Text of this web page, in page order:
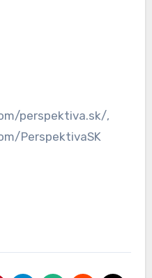
perspektiva.sk/,
PerspektivaSK